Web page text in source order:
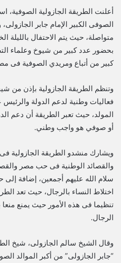
أعلنت الطريقة الجازولية الصوفية،
الصوفى الكبير الإمام جابر
بحضور عدد كبير من شيوخ وعلماء
كبير من أتباع ومريدي الصوفية فى
وتنظم الطريقة الجازولية بإذن من
فعاليات وطنية لدعم الدولة
المولد، حيث تعبر الطريقة أن دعم
أو صوفي هو واجب وطني.
ويشارك منشدو الطريقة الجازولية فى
والقصائد الوطنية فى حب مصر
سلام الله عليهم أجمعين، إضافة إلى
اختلاط النساء بالرجال، حيث تعد
تنظيما فى هذه الأمور حيث يمنع
الرجال.
وقال الشيخ سالم الجازولى، شيخ
“جابر الجازولى” من أكبر الموالد